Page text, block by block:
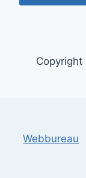
Webbureau